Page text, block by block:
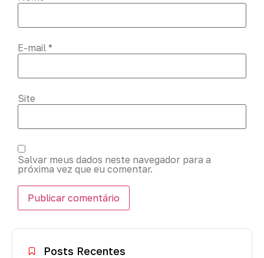
E-mail *
Site
Salvar meus dados neste navegador para a
próxima vez que eu comentar.
Posts Recentes